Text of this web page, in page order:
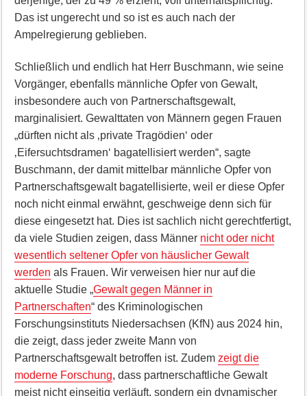
Das ist ungerecht und so ist es auch nach der
Ampelregierung geblieben.
Schließlich und endlich hat Herr Buschmann, wie seine
Vorgänger, ebenfalls männliche Opfer von Gewalt,
insbesondere auch von Partnerschaftsgewalt,
marginalisiert. Gewalttaten von Männern gegen Frauen
„dürften nicht als ‚private Tragödien‘ oder
‚Eifersuchtsdramen‘ bagatellisiert werden“, sagte
Buschmann, der damit mittelbar männliche Opfer von
Partnerschaftsgewalt bagatellisierte, weil er diese Opfer
noch nicht einmal erwähnt, geschweige denn sich für
diese eingesetzt hat. Dies ist sachlich nicht gerechtfertigt,
da viele Studien zeigen, dass Männer nicht oder nicht
wesentlich seltener Opfer von häuslicher Gewalt
werden als Frauen. Wir verweisen hier nur auf die
aktuelle Studie „Gewalt gegen Männer in
Partnerschaften“ des Kriminologischen
Forschungsinstituts Niedersachsen (KfN) aus 2024 hin,
die zeigt, dass jeder zweite Mann von
Partnerschaftsgewalt betroffen ist. Zudem zeigt die
moderne Forschung, dass partnerschaftliche Gewalt
meist nicht einseitig verläuft, sondern ein dynamischer